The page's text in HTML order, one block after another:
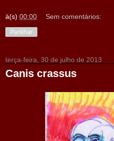
à(s) 00:00 Sem comentários:
Partilhar
terça-feira, 30 de julho de 2013
Canis crassus